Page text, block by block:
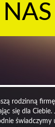
rodzinną
się dla Ciebie.
świadczymy